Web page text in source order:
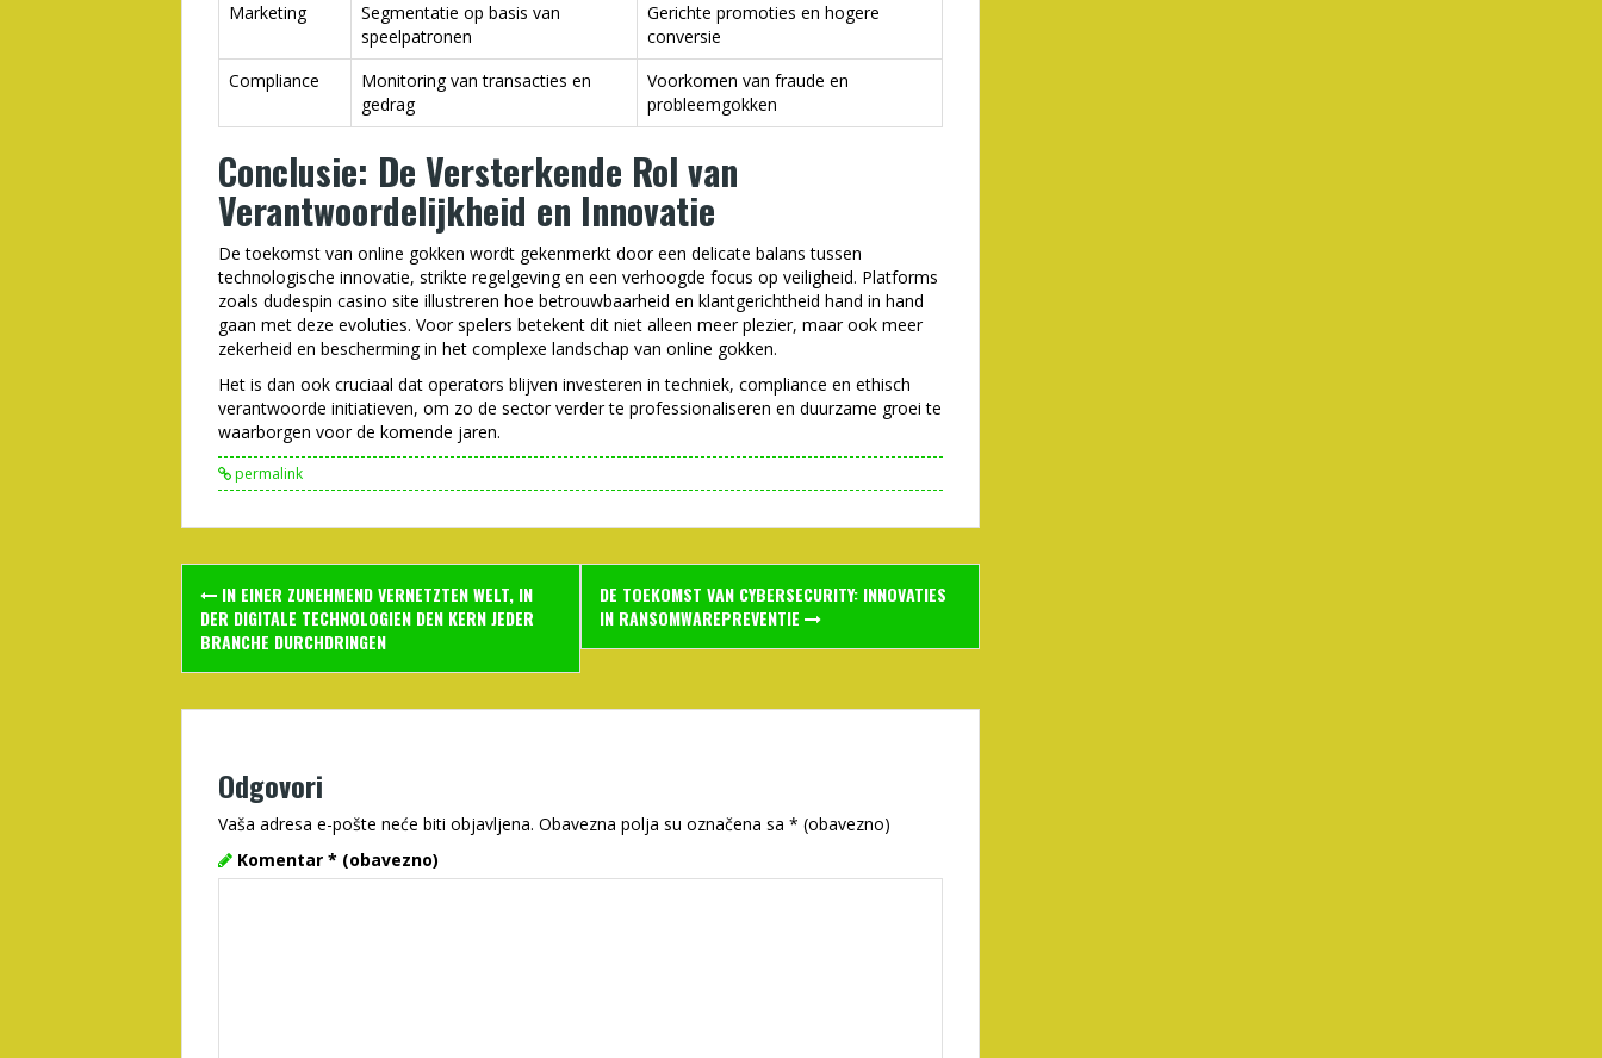
Marketing
Segmentatie op basis van
speelpatronen
Gerichte promoties en hogere
conversie
Compliance
Monitoring van transacties en
gedrag
Voorkomen van fraude en
probleemgokken
Conclusie: De Versterkende Rol van
Verantwoordelijkheid en Innovatie
De toekomst van online gokken wordt gekenmerkt door een delicate balans tussen
technologische innovatie, strikte regelgeving en een verhoogde focus op veiligheid. Platforms
zoals dudespin casino site illustreren hoe betrouwbaarheid en klantgerichtheid hand in hand
gaan met deze evoluties. Voor spelers betekent dit niet alleen meer plezier, maar ook meer
zekerheid en bescherming in het complexe landschap van online gokken.
Het is dan ook cruciaal dat operators blijven investeren in techniek, compliance en ethisch
verantwoorde initiatieven, om zo de sector verder te professionaliseren en duurzame groei te
waarborgen voor de komende jaren.
permalink
Post
navigation
IN EINER ZUNEHMEND VERNETZTEN WELT, IN
DER DIGITALE TECHNOLOGIEN DEN KERN JEDER
BRANCHE DURCHDRINGEN
DE TOEKOMST VAN CYBERSECURITY: INNOVATIES
IN RANSOMWAREPREVENTIE
Odgovori
Vaša adresa e-pošte neće biti objavljena. Obavezna polja su označena sa * (obavezno)
Komentar * (obavezno)